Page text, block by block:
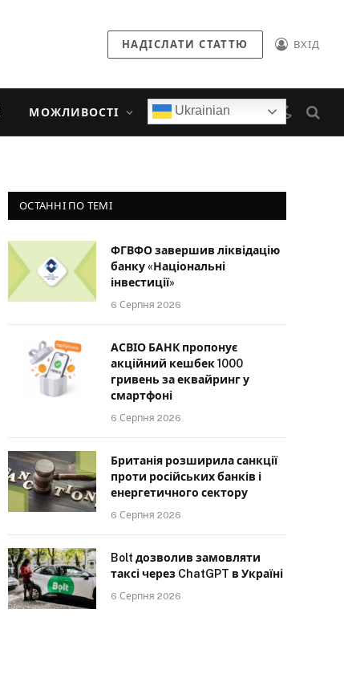
НАДІСЛАТИ СТАТТЮ ВХІД
МОЖЛИВОСТІ Ukrainian
ОСТАННІ ПО ТЕМІ
ФГВФО завершив ліквідацію
банку «Національні
інвестиції»
6 Серпня 2026
АСВІО БАНК пропонує
акційний кешбек 1000
гривень за еквайринг у
смартфоні
6 Серпня 2026
Британія розширила санкції
проти російських банків і
енергетичного сектору
6 Серпня 2026
Bolt дозволив замовляти
таксі через ChatGPT в Україні
6 Серпня 2026